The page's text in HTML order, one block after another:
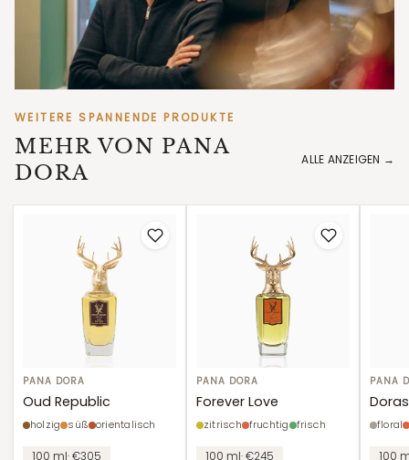
WEITERE SPANNENDE PRODUKTE
MEHR VON PANA
DORA
Oud
Republic
PANA DORA
Oud Republic
holzig süß orientalisch
Stückpreis
100 ml· €305
Forever
Love
PANA DORA
Forever Love
zitrisch fruchtig frisch
Stückpreis
100 ml· €245
PANA
floral
100